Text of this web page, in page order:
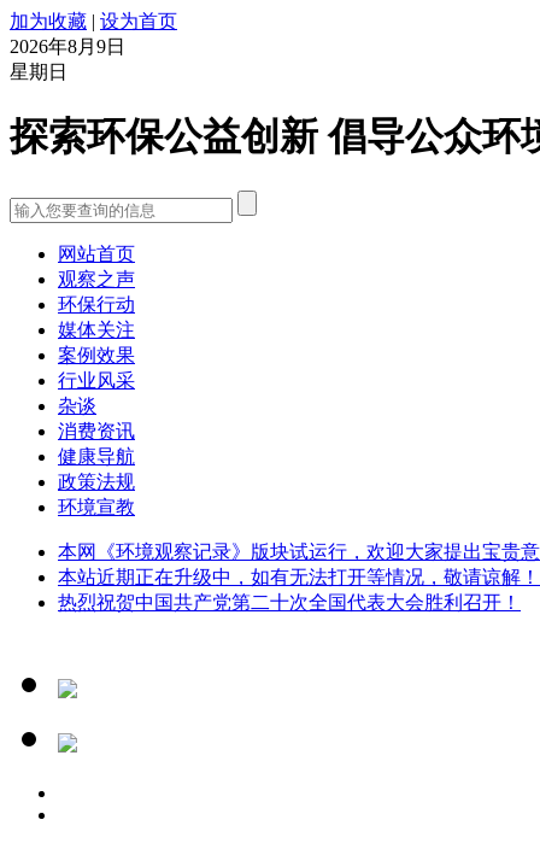
加为收藏 | 设为首页
2026年8月9日
星期日
探索环保公益创新 倡导公众环
网站首页
观察之声
环保行动
媒体关注
案例效果
行业风采
杂谈
消费资讯
健康导航
政策法规
环境宣教
本网《环境观察记录》版块试运行，欢迎大家提出宝贵
本站近期正在升级中，如有无法打开等情况，敬请谅解！
热烈祝贺中国共产党第二十次全国代表大会胜利召开！